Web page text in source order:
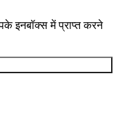
इनबॉक्स में प्राप्त करने